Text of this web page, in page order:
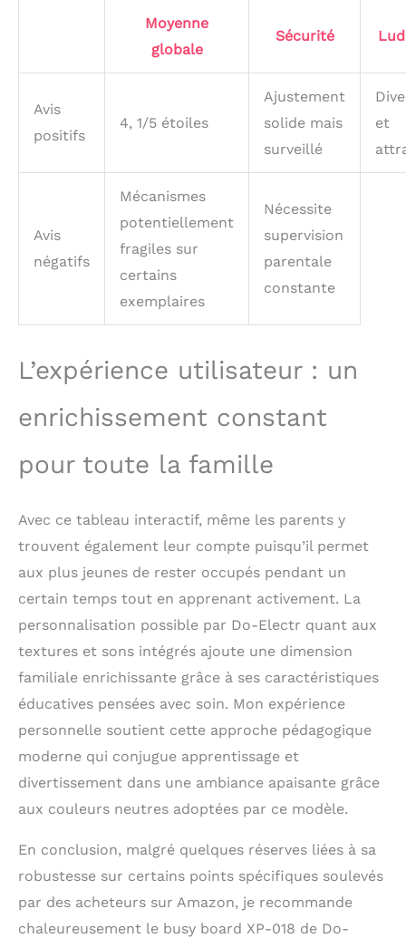
Moyenne
globale
Sécurité
Avis
positifs
4, 1/5 étoiles
Ajustement
solide mais
surveillé
et
Avis
négatifs
Mécanismes
potentiellement
fragiles sur
certains
exemplaires
Nécessite
supervision
parentale
constante
L’expérience utilisateur : un
enrichissement constant
pour toute la famille
Avec ce tableau interactif, même les parents y
trouvent également leur compte puisqu’il permet
aux plus jeunes de rester occupés pendant un
certain temps tout en apprenant activement. La
personnalisation possible par Do-Electr quant aux
textures et sons intégrés ajoute une dimension
familiale enrichissante grâce à ses caractéristiques
éducatives pensées avec soin. Mon expérience
personnelle soutient cette approche pédagogique
moderne qui conjugue apprentissage et
divertissement dans une ambiance apaisante grâce
aux couleurs neutres adoptées par ce modèle.
En conclusion, malgré quelques réserves liées à sa
robustesse sur certains points spécifiques soulevés
par des acheteurs sur Amazon, je recommande
chaleureusement le busy board XP-018 de Do-